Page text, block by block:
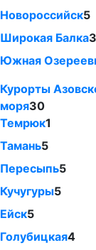
Новороссийск5
Широкая Балка3
Южная
Курорты
моря30
Темрюк1
Тамань5
Пересыпь5
Кучугуры5
Ейск5
Голубицкая4